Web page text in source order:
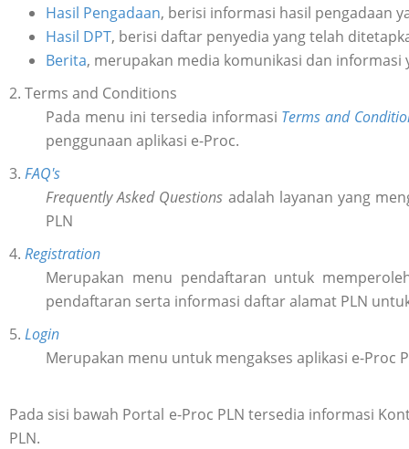
Hasil Pengadaan, berisi informasi hasil pengadaan
Hasil DPT, berisi daftar penyedia yang telah
Berita, merupakan media komunikasi dan
2. Terms and Conditions
Pada menu ini tersedia informasi Terms and
penggunaan aplikasi e-Proc.
3. FAQ's
Frequently Asked Questions adalah layanan yang
PLN
4. Registration
Merupakan menu pendaftaran untuk
pendaftaran serta informasi daftar alamat PLN
5. Login
Merupakan menu untuk mengakses aplikasi e-
Pada sisi bawah Portal e-Proc PLN tersedia informasi
PLN.